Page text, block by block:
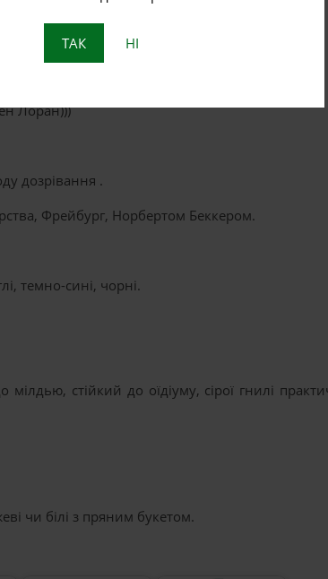
ТАК НІ
Лоран)))
дозрівання .
Фрейбург, Норбертом Беккером.
темно-сині, чорні.
мілдью, стійкий до оїдіуму, сірої гнилі
чи білі з пряним букетом.